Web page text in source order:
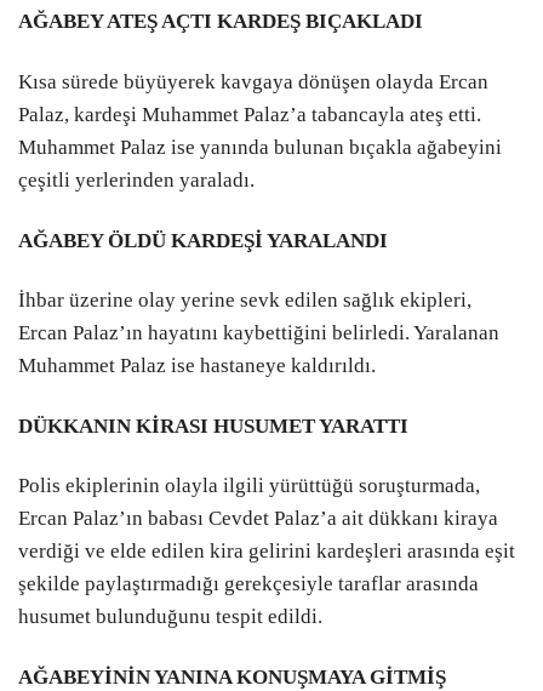
AĞABEY ATEŞ AÇTI KARDEŞ BIÇAKLADI
Kısa sürede büyüyerek kavgaya dönüşen olayda Ercan
Palaz, kardeşi Muhammet Palaz’a tabancayla ateş etti.
Muhammet Palaz ise yanında bulunan bıçakla ağabeyini
çeşitli yerlerinden yaraladı.
AĞABEY ÖLDÜ KARDEŞİ YARALANDI
İhbar üzerine olay yerine sevk edilen sağlık ekipleri,
Ercan Palaz’ın hayatını kaybettiğini belirledi. Yaralanan
Muhammet Palaz ise hastaneye kaldırıldı.
DÜKKANIN KİRASI HUSUMET YARATTI
Polis ekiplerinin olayla ilgili yürüttüğü soruşturmada,
Ercan Palaz’ın babası Cevdet Palaz’a ait dükkanı kiraya
verdiği ve elde edilen kira gelirini kardeşleri arasında eşit
şekilde paylaştırmadığı gerekçesiyle taraflar arasında
husumet bulunduğunu tespit edildi.
AĞABEYİNİN YANINA KONUŞMAYA GİTMİŞ